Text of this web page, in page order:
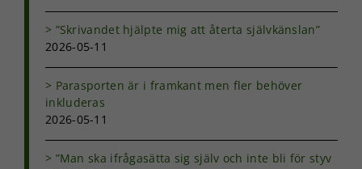
”Skrivandet hjälpte mig att återta självkänslan”
2026-05-11
Parasporten är i framkant men fler behöver
inkluderas
2026-05-11
”Man ska ifrågasätta sig själv och inte bli för styv
Upplevelse
prestera så
bra som
Om du nekar
de här